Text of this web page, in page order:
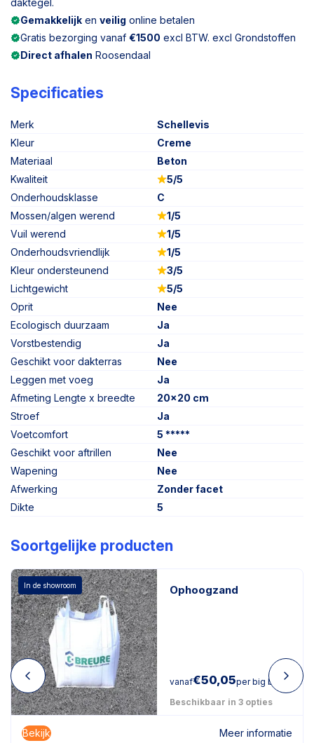
daktegel.
Gemakkelijk en veilig online betalen
Gratis bezorging vanaf €1500 excl BTW. excl Grondstoffen
Direct afhalen Roosendaal
Specificaties
Merk
Schellevis
Kleur
Creme
Materiaal
Beton
Kwaliteit
5/5
Onderhoudsklasse
C
Mossen/algen werend
1/5
Vuil werend
1/5
Onderhoudsvriendlijk
1/5
Kleur ondersteunend
3/5
Lichtgewicht
5/5
Oprit
Nee
Ecologisch duurzaam
Ja
Vorstbestendig
Ja
Geschikt voor dakterras
Nee
Leggen met voeg
Ja
Afmeting Lengte x breedte
20x20 cm
Stroef
Ja
Voetcomfort
5 *****
Geschikt voor aftrillen
Nee
Wapening
Nee
Afwerking
Zonder facet
Dikte
5
Soortgelijke producten
In de showroom Ophoogzand
vanaf€50,05per big bag
Beschikbaar in 3 opties
Bekijk Meer informatie